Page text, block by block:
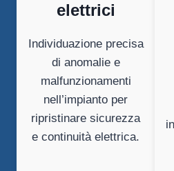
elettrici
Individuazione precisa
di anomalie e
malfunzionamenti
nell’impianto per
ripristinare sicurezza
e continuità elettrica.